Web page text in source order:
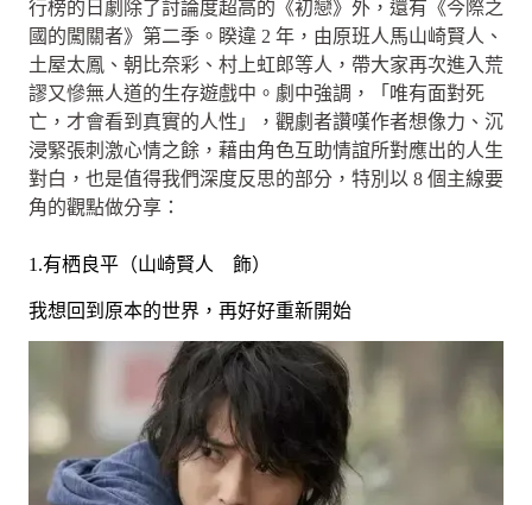
行榜的日劇除了討論度超高的《初戀》外，還有《今際之
國的闖關者》第二季。睽違 2 年，由原班人馬山崎賢人、
土屋太鳳、朝比奈彩、村上虹郎等人，帶大家再次進入荒
謬又慘無人道的生存遊戲中。劇中強調，「唯有面對死
亡，才會看到真實的人性」，觀劇者讚嘆作者想像力、沉
浸緊張刺激心情之餘，藉由角色互助情誼所對應出的人生
對白，也是值得我們深度反思的部分，特別以 8 個主線要
角的觀點做分享：
1.有栖良平（山崎賢人 飾）
我想回到原本的世界，再好好重新開始